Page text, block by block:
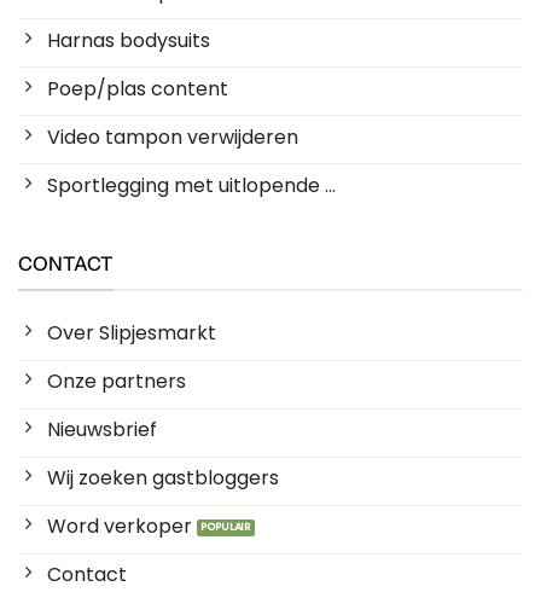
Harnas bodysuits
Poep/plas content
Video tampon verwijderen
Sportlegging met uitlopende ...
CONTACT
Over Slipjesmarkt
Onze partners
Nieuwsbrief
Wij zoeken gastbloggers
Word verkoper
Contact